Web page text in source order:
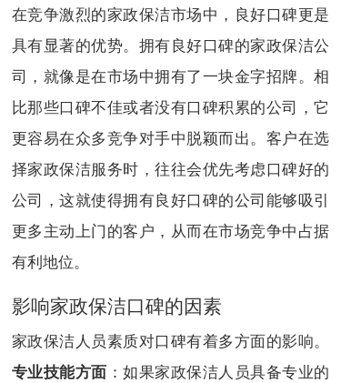
在竞争激烈的家政保洁市场中，良好口碑更是
具有显著的优势。拥有良好口碑的家政保洁公
司，就像是在市场中拥有了一块金字招牌。相
比那些口碑不佳或者没有口碑积累的公司，它
更容易在众多竞争对手中脱颖而出。客户在选
择家政保洁服务时，往往会优先考虑口碑好的
公司，这就使得拥有良好口碑的公司能够吸引
更多主动上门的客户，从而在市场竞争中占据
有利地位。
影响家政保洁口碑的因素
家政保洁人员素质对口碑有着多方面的影响。
专业技能方面 ：如果家政保洁人员具备专业的